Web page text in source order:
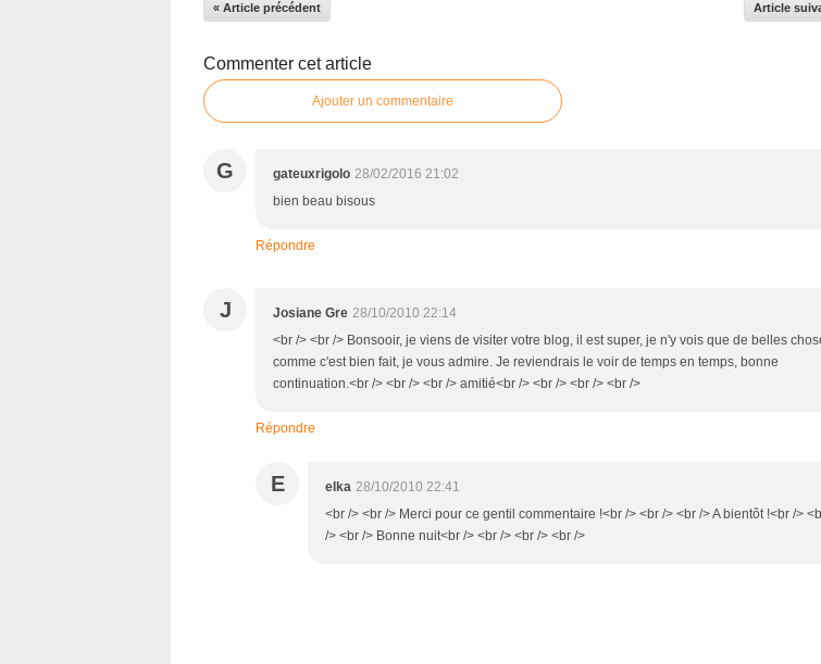
« Article précédent Article
Commenter cet article
Ajouter un commentaire
G gateuxrigolo 28/02/2016 21:02
bien beau bisous
Répondre
J Josiane Gre 28/10/2010 22:14
<br /> <br /> Bonsooir, je viens de visiter votre blog, il est super, je n'y vois que de belles
comme c'est bien fait, je vous admire. Je reviendrais le voir de temps en temps, bonne
continuation.<br /> <br /> <br /> amitié<br /> <br /> <br /> <br />
Répondre
E elka 28/10/2010 22:41
<br /> <br /> Merci pour ce gentil commentaire !<br /> <br /> <br /> A bientôt !<br />
/> <br /> Bonne nuit<br /> <br /> <br /> <br />